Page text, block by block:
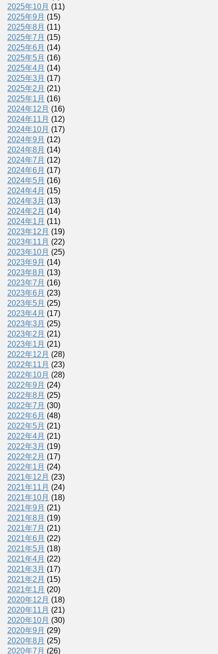
2025年10月 (11)
2025年9月 (15)
2025年8月 (11)
2025年7月 (15)
2025年6月 (14)
2025年5月 (16)
2025年4月 (14)
2025年3月 (17)
2025年2月 (21)
2025年1月 (16)
2024年12月 (16)
2024年11月 (12)
2024年10月 (17)
2024年9月 (12)
2024年8月 (14)
2024年7月 (12)
2024年6月 (17)
2024年5月 (16)
2024年4月 (15)
2024年3月 (13)
2024年2月 (14)
2024年1月 (11)
2023年12月 (19)
2023年11月 (22)
2023年10月 (25)
2023年9月 (14)
2023年8月 (13)
2023年7月 (16)
2023年6月 (23)
2023年5月 (25)
2023年4月 (17)
2023年3月 (25)
2023年2月 (21)
2023年1月 (21)
2022年12月 (28)
2022年11月 (23)
2022年10月 (28)
2022年9月 (24)
2022年8月 (25)
2022年7月 (30)
2022年6月 (48)
2022年5月 (21)
2022年4月 (21)
2022年3月 (19)
2022年2月 (17)
2022年1月 (24)
2021年12月 (23)
2021年11月 (24)
2021年10月 (18)
2021年9月 (21)
2021年8月 (19)
2021年7月 (21)
2021年6月 (22)
2021年5月 (18)
2021年4月 (22)
2021年3月 (17)
2021年2月 (15)
2021年1月 (20)
2020年12月 (18)
2020年11月 (21)
2020年10月 (30)
2020年9月 (29)
2020年8月 (25)
2020年7月 (26)